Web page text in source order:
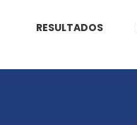
RESULTADOS